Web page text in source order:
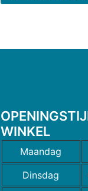
WINKEL
Maandag
Dinsdag